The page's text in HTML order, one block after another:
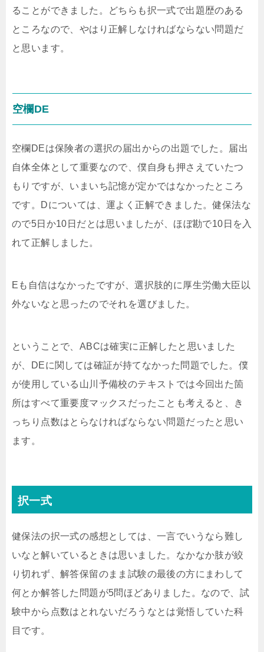
ることができました。どちらも択一式で出題歴のある
ところなので、やはり正解しなければならない問題だ
と思います。
空欄DE
空欄DEは保険者の選択の届出からの出題でした。届出
自体全体として重要なので、僕自身も押さえていたつ
もりですが、いまいち記憶が定かではなかったところ
です。Dについては、運よく正解できました。健保法な
ので5日か10日だとは思いましたが、ほぼ勘で10日を入
れて正解しました。
Eも自信はなかったですが、選択肢的に厚生労働大臣以
外ないなと思ったのでそれを選びました。
ということで、ABCは確実に正解したと思いました
が、DEに関しては確証が持てなかった問題でした。僕
が使用している山川予備校のテキストでは今回出た箇
所はすべて重要度マックスだったことも考えると、き
っちり点数はとらなければならない問題だったと思い
ます。
択一式
健保法の択一式の感想としては、一言でいうなら難し
いなと解いているときは思いました。なかなか肢が絞
り切れず、解答保留のまま試験の最後の方にまわして
何とか解答した問題が5問ほどありました。なので、試
験中から点数はとれないだろうなとは覚悟していた科
目です。